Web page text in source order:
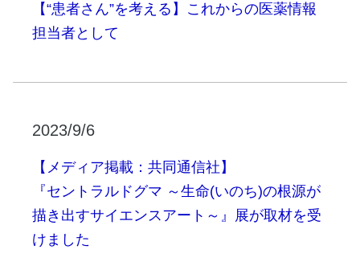
【“患者さん”を考える】これからの医薬情報
担当者として
2023/9/6
【メディア掲載：共同通信社】
『セントラルドグマ ～生命(いのち)の根源が
描き出すサイエンスアート～』展が取材を受
けました